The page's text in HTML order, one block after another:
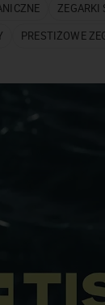
ZEGARKI
PRESTIŻOWE